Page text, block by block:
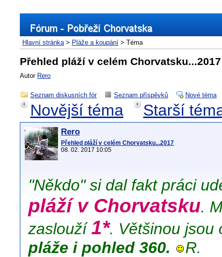
Hlavní stránka> Pláže a koupání > Téma
Přehled pláží v celém Chorvatsku...2017
Autor Rero
Seznam diskusních fór Seznam příspěvků Nové téma
Novější téma Starší
Rero
Přehled pláží v celém Chorvatsku...2017
08. 02. 2017 10:05
"Někdo" si dal fakt práci
pláží v Chorvatsku.
zaslouží1*. Většinou jsou
pláže i pohled 360.
R.